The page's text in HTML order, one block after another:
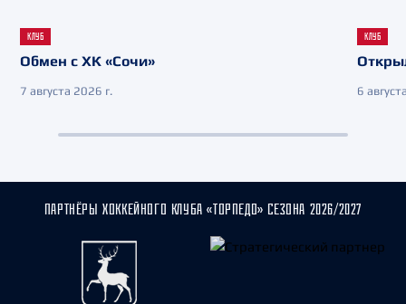
КЛУБ
Обмен с ХК «Сочи»
7 августа 2026 г.
КЛУБ
6
ПАРТНЁРЫ ХОККЕЙНОГО КЛУБА «ТОРПЕДО» СЕЗОНА 2026/2027